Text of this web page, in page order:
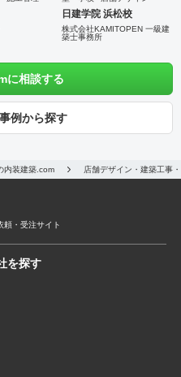
日建学院 浜松校
株式会社KAMITOPEN 一級建
築士事務所
に相談する
例から探す
内装建築.com 店舗デザイン・建築工事
頼・受注サイト
を探す